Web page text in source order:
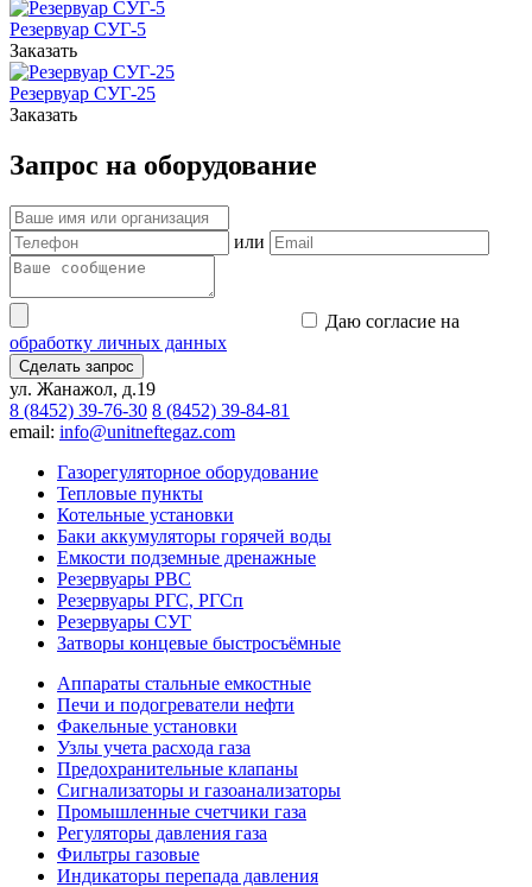
Резервуар СУГ-5
Заказать
Резервуар СУГ-25
Заказать
Запрос на оборудование
или
Даю согласие на
обработку личных данных
Сделать запрос
ул. Жанажол, д.19
8 (8452) 39-76-30 8 (8452) 39-84-81
email: info@unitneftegaz.com
Газорегуляторное оборудование
Тепловые пункты
Котельные установки
Баки аккумуляторы горячей воды
Емкости подземные дренажные
Резервуары РВС
Резервуары РГС, РГСп
Резервуары СУГ
Затворы концевые быстросъёмные
Аппараты стальные емкостные
Печи и подогреватели нефти
Факельные установки
Узлы учета расхода газа
Предохранительные клапаны
Сигнализаторы и газоанализаторы
Промышленные счетчики газа
Регуляторы давления газа
Фильтры газовые
Индикаторы перепада давления